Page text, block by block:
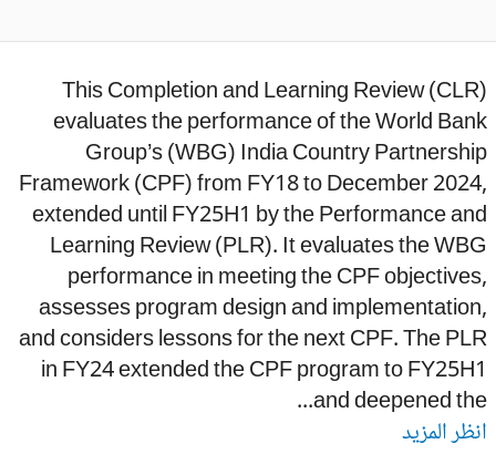
This Completion and Learning Review
evaluates the performance of the World
Group’s (WBG) India Country
Framework (CPF) from FY18 to December
extended until FY25H1 by the Performance
Learning Review (PLR). It evaluates the
performance in meeting the CPF
assesses program design and
and considers lessons for the next CPF. The
in FY24 extended the CPF program to
and deepened
المزيد